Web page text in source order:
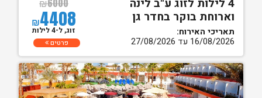
4 לילות לזוג ע"ב לינה
וארוחת בוקר בחדר גן
תאריכי האירוח:
16/08/2026 עד 27/08/2026
₪6000
₪4408
זוג, ל-4 לילות
פרטים